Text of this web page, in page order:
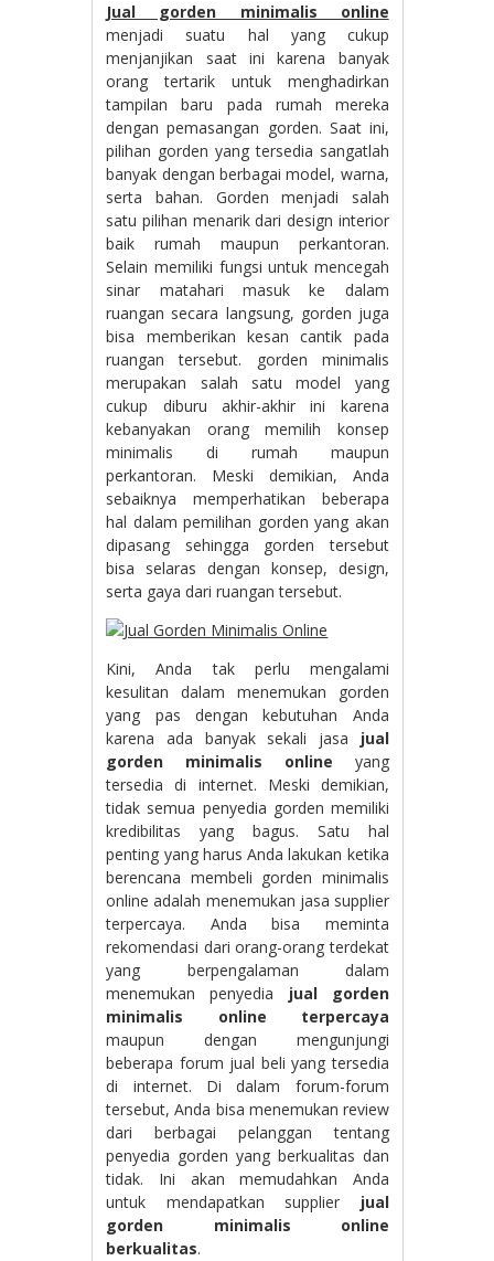
Jual gorden minimalis online
menjadi suatu hal yang cukup
menjanjikan saat ini karena banyak
orang tertarik untuk menghadirkan
tampilan baru pada rumah mereka
dengan pemasangan gorden. Saat ini,
pilihan gorden yang tersedia sangatlah
banyak dengan berbagai model, warna,
serta bahan. Gorden menjadi salah
satu pilihan menarik dari design interior
baik rumah maupun perkantoran.
Selain memiliki fungsi untuk mencegah
sinar matahari masuk ke dalam
ruangan secara langsung, gorden juga
bisa memberikan kesan cantik pada
ruangan tersebut. gorden minimalis
merupakan salah satu model yang
cukup diburu akhir-akhir ini karena
kebanyakan orang memilih konsep
minimalis di rumah maupun
perkantoran. Meski demikian, Anda
sebaiknya memperhatikan beberapa
hal dalam pemilihan gorden yang akan
dipasang sehingga gorden tersebut
bisa selaras dengan konsep, design,
serta gaya dari ruangan tersebut.
Kini, Anda tak perlu mengalami
kesulitan dalam menemukan gorden
yang pas dengan kebutuhan Anda
karena ada banyak sekali jasa jual
gorden minimalis online yang
tersedia di internet. Meski demikian,
tidak semua penyedia gorden memiliki
kredibilitas yang bagus. Satu hal
penting yang harus Anda lakukan ketika
berencana membeli gorden minimalis
online adalah menemukan jasa supplier
terpercaya. Anda bisa meminta
rekomendasi dari orang-orang terdekat
yang berpengalaman dalam
menemukan penyedia jual gorden
minimalis online terpercaya
maupun dengan mengunjungi
beberapa forum jual beli yang tersedia
di internet. Di dalam forum-forum
tersebut, Anda bisa menemukan review
dari berbagai pelanggan tentang
penyedia gorden yang berkualitas dan
tidak. Ini akan memudahkan Anda
untuk mendapatkan supplier jual
gorden minimalis online
berkualitas.